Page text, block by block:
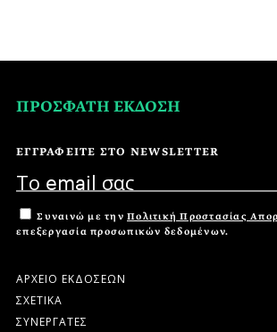
ΠΡΟΣΦΑΤΗ ΕΚΔΟΣΗ
ΕΓΓΡΑΦΕΙΤΕ ΣΤΟ NEWSLETTER
Συναινώ με την Πολιτική Προστασίας
επεξεργασία προσωπικών δεδομένων.
ΑΡΧΕΙΟ ΕΚΔΟΣΕΩΝ
ΣΧΕΤΙΚΑ
ΣΥΝΕΡΓΑΤΕΣ